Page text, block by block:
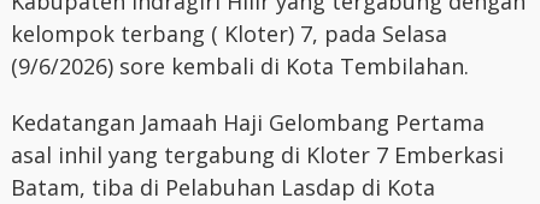
kelompok terbang ( Kloter) 7, pada Selasa
(9/6/2026) sore kembali di Kota Tembilahan.
Kedatangan Jamaah Haji Gelombang Pertama
asal inhil yang tergabung di Kloter 7 Emberkasi
Batam, tiba di Pelabuhan Lasdap di Kota